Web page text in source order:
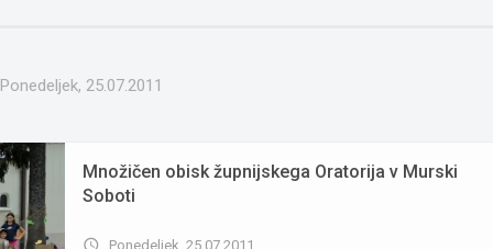
Ponedeljek, 25.07.2011
Množičen obisk župnijskega Oratorija v Murski
Soboti
access_time Ponedeljek, 25.07.2011